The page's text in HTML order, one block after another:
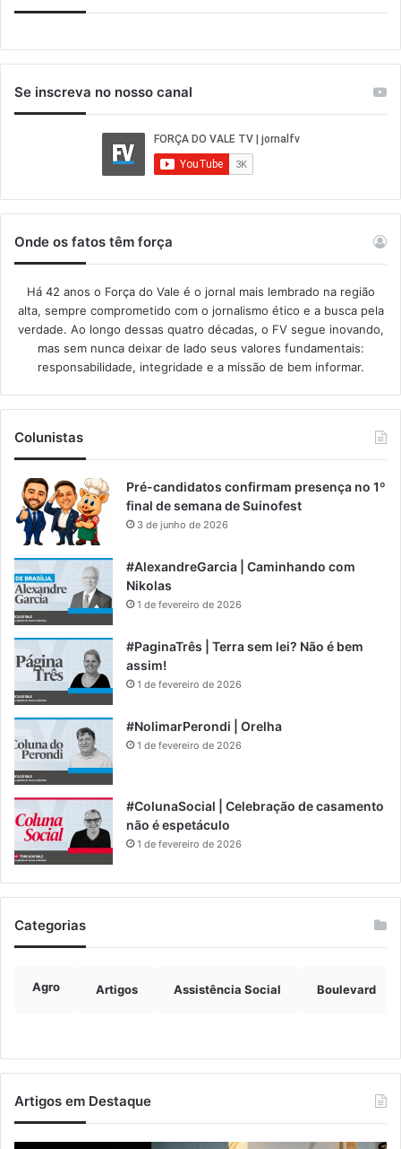
Se inscreva no nosso canal
Onde os fatos têm força
Há 42 anos o Força do Vale é o jornal mais lembrado na região
alta, sempre comprometido com o jornalismo ético e a busca pela
verdade. Ao longo dessas quatro décadas, o FV segue inovando,
mas sem nunca deixar de lado seus valores fundamentais:
responsabilidade, integridade e a missão de bem informar.​
Colunistas
Pré-candidatos confirmam presença no 1º
final de semana de Suinofest
3 de junho de 2026
#AlexandreGarcia | Caminhando com
Nikolas
1 de fevereiro de 2026
#PaginaTrês | Terra sem lei? Não é bem
assim!
1 de fevereiro de 2026
#NolimarPerondi | Orelha
1 de fevereiro de 2026
#ColunaSocial | Celebração de casamento
não é espetáculo
1 de fevereiro de 2026
Categorias
Agro Artigos Assistência Social Boulevard
Artigos em Destaque